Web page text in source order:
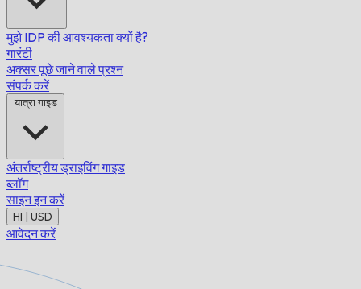
मुझे IDP की आवश्यकता क्यों है?
गारंटी
अक्सर पूछे जाने वाले प्रश्न
संपर्क करें
यात्रा गाइड
अंतर्राष्ट्रीय ड्राइविंग गाइड
ब्लॉग
साइन इन करें
HI | USD
आवेदन करें